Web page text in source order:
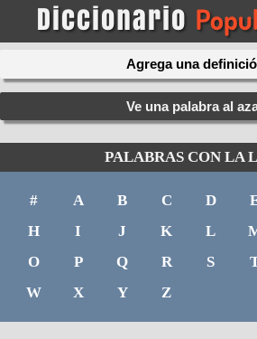
Agrega una
Ve una palabra al
PALABRAS CON LA
# A B C D
H
I J K L
O
P Q R S
W
X Y Z